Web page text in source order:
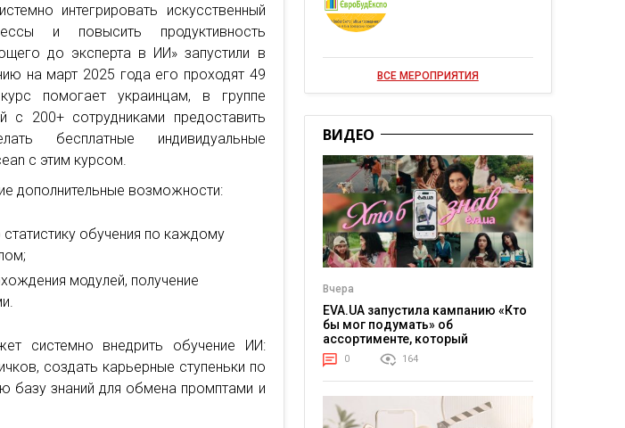
интегрировать искусственный
и повысить продуктивность
до эксперта в ИИ» запустили в
на март 2025 года его проходят 49
помогает украинцам, в группе
с 200+ сотрудниками предоставить
бесплатные индивидуальные
с этим курсом.
дополнительные возможности:
обучения по каждому
модулей, получение
системно внедрить обучение ИИ:
создать карьерные ступеньки по
базу знаний для обмена промптами и
ВСЕ МЕРОПРИЯТИЯ
ВИДЕО
Вчера
EVA.UA запустила кампанию «Кто
бы мог подумать» об
ассортименте, который
покупатели не ожидают увидеть
на платформе
0 164